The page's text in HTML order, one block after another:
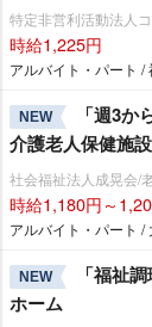
特定非営利活動法人
時給1,225円
アルバイト・パート /
NEW
「週3
介護老人保健施
社会福祉法人成晃会/
時給1,180円～
アルバイト・パート /
NEW
「福祉
ホーム